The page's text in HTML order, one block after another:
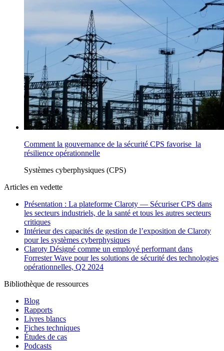
Comment la gouvernance de la sécurité CPS favorise la
résilience opérationnelle
Systèmes cyberphysiques (CPS)
Articles en vedette
Présentation : La plateforme Claroty — Sécuriser CPS dans
les secteurs industriels, de la santé et tous les autres secteurs
critiques
Intérieur des capacités de gestion de l’exposition de Claroty
pour les systèmes cyberphysiques
Claroty Désigné comme un employé performant dans
Forrester Wave pour les solutions de sécurité des technologies
opérationnelles, Q2 2024
Bibliothèque de ressources
Blog
Rapports
Livres blancs
Fiches techniques
Études de cas
Podcasts